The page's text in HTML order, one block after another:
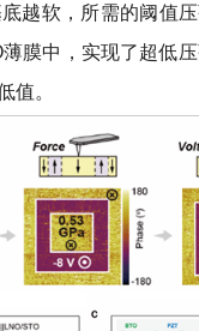
越软，所需的阈值
膜中，实现了超低
值。